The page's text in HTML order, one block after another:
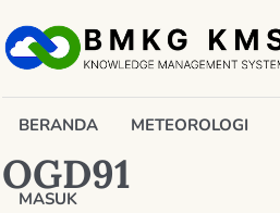
BERANDA METEOROLOGI
MASUK
OGD91